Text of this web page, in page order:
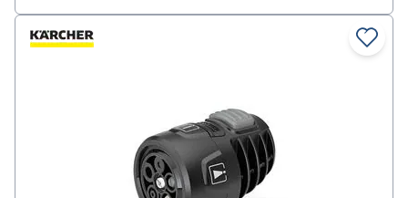
Flächenleistung (m²/h): 25
Stromversorgung: Stromnetz